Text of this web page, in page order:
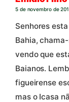
5 de novembro de
Senhores
Bahia,
vendo que
Baianos.
figueirense
mas o Icasa